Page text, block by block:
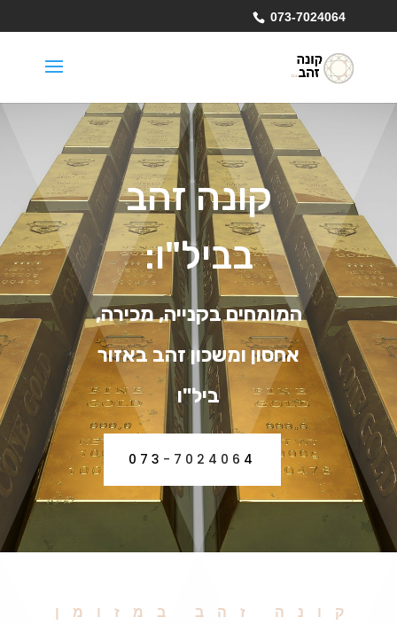
073-7024064
קונה זהב
בביל"ו:
המומחים בקנייה, מכירה,
אחסון ומשכון זהב באזור
ביל"ו
073-7024064
קונה זהב במזומן